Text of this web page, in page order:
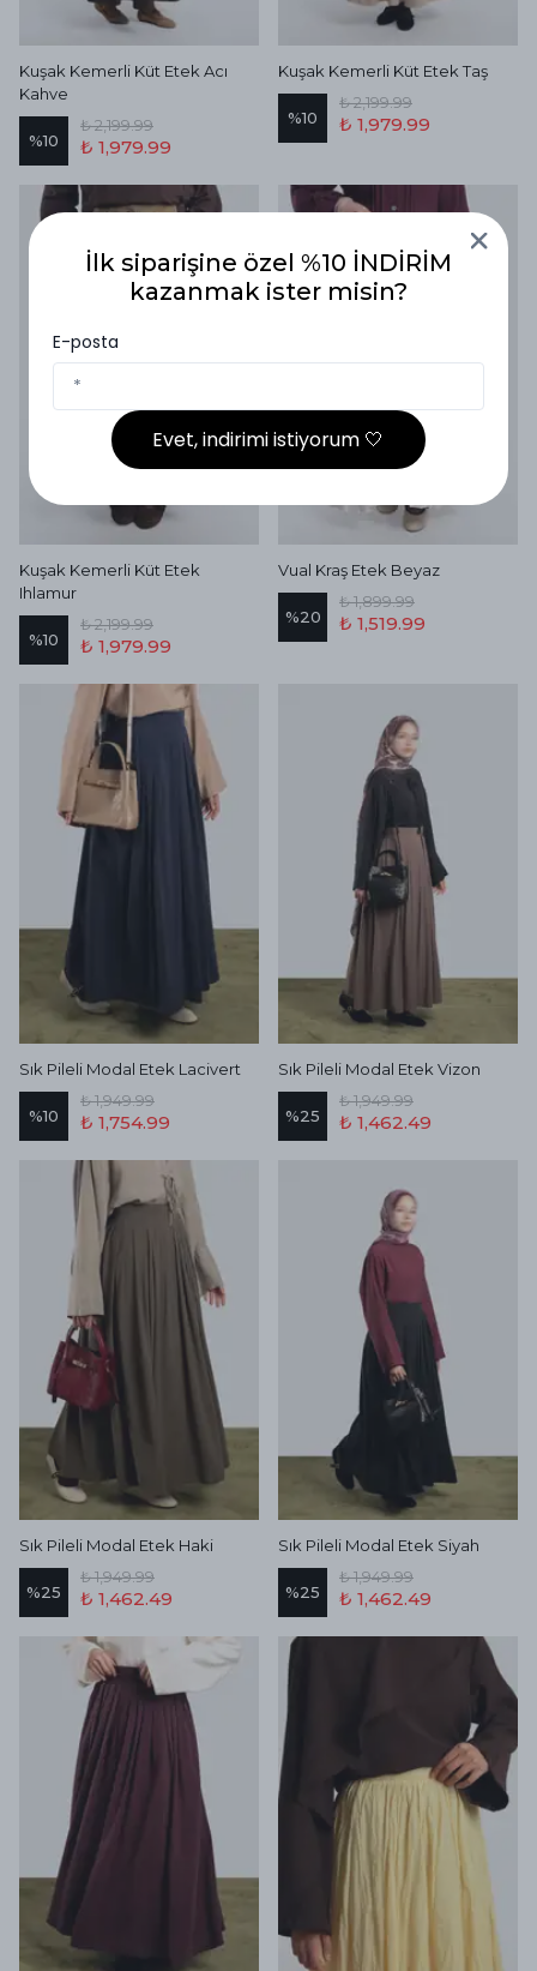
Kuşak Kemerli Küt Etek Acı
Kahve
%10
₺ 2,199.99
₺ 1,979.99
Kuşak Kemerli Küt Etek Taş
%10
₺ 2,199.99
₺ 1,979.99
Kuşak Kemerli Küt Etek
Ihlamur
%10
₺ 2,199.99
₺ 1,979.99
Vual Kraş Etek Beyaz
%20
₺ 1,899.99
₺ 1,519.99
Sık Pileli Modal Etek Lacivert
%10
₺ 1,949.99
₺ 1,754.99
Sık Pileli Modal Etek Vizon
%25
₺ 1,949.99
₺ 1,462.49
Sık Pileli Modal Etek Haki
%25
₺ 1,949.99
₺ 1,462.49
Sık Pileli Modal Etek Siyah
%25
₺ 1,949.99
₺ 1,462.49
İlk siparişine özel %10 İNDİRİM
kazanmak ister misin?
E-posta
Evet, indirimi istiyorum 🤍